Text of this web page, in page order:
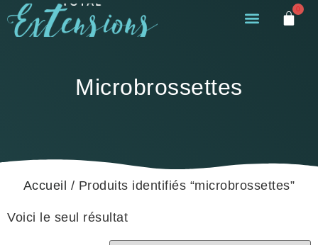
0
Microbrossettes
Accueil / Produits identifiés “microbrossettes”
Voici le seul résultat